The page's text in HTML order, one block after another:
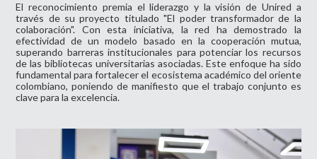
El reconocimiento premia el liderazgo y la visión de Unired a
través de su proyecto titulado "El poder transformador de la
colaboración". Con esta iniciativa, la red ha demostrado la
efectividad de un modelo basado en la cooperación mutua,
superando barreras institucionales para potenciar los recursos
de las bibliotecas universitarias asociadas. Este enfoque ha sido
fundamental para fortalecer el ecosistema académico del oriente
colombiano, poniendo de manifiesto que el trabajo conjunto es
clave para la excelencia.